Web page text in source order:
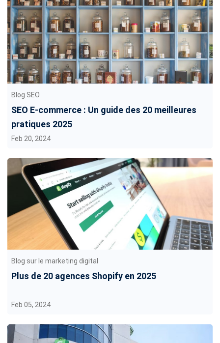
Blog SEO
SEO E-commerce : Un guide des 20 meilleures
pratiques 2025
Feb 20, 2024
Blog sur le marketing digital
Plus de 20 agences Shopify en 2025
Feb 05, 2024